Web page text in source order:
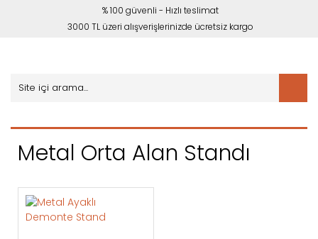
% 100 güvenli - Hızlı teslimat
3000 TL üzeri alışverişlerinizde ücretsiz kargo
Metal Orta Alan Standı